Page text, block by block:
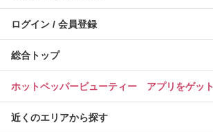
ログイン / 会員登録
総合トップ
ホットペッパービューティー アプリをゲット
近くのエリアから探す